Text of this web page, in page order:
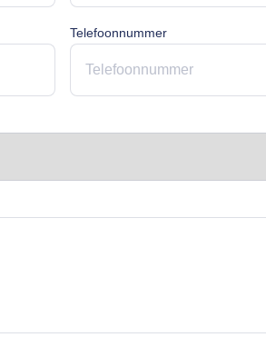
Telefoonnummer